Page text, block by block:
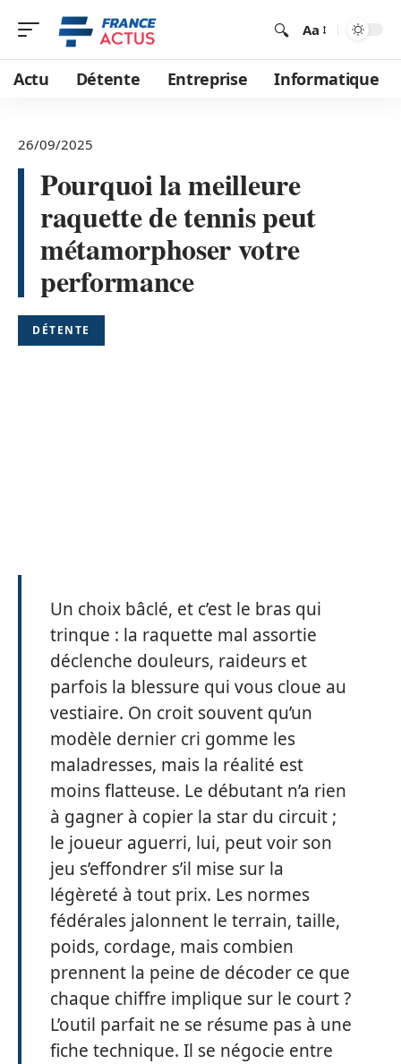
Aa
Actu Détente Entreprise Informatique
26/09/2025
Pourquoi la meilleure
raquette de tennis peut
métamorphoser votre
performance
DÉTENTE
Un choix bâclé, et c’est le bras qui
trinque : la raquette mal assortie
déclenche douleurs, raideurs et
parfois la blessure qui vous cloue au
vestiaire. On croit souvent qu’un
modèle dernier cri gomme les
maladresses, mais la réalité est
moins flatteuse. Le débutant n’a rien
à gagner à copier la star du circuit ;
le joueur aguerri, lui, peut voir son
jeu s’effondrer s’il mise sur la
légèreté à tout prix. Les normes
fédérales jalonnent le terrain, taille,
poids, cordage, mais combien
prennent la peine de décoder ce que
chaque chiffre implique sur le court ?
L’outil parfait ne se résume pas à une
fiche technique. Il se négocie entre